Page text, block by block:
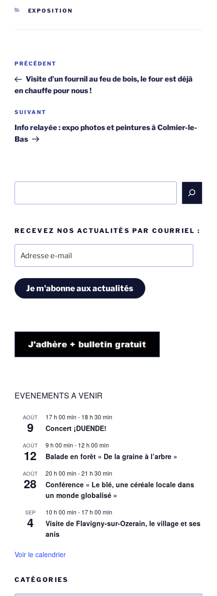
CATÉGORIES
EXPOSITION
Navigation
l’article
Article
précédent
PRÉCÉDENT
Visite d’un fournil au feu de bois, le four est déjà
en chauffe pour nous !
Article
suivant
SUIVANT
Info relayée : expo photos et peintures à Colmier-le-
Bas
RECEVEZ NOS ACTUALITÉS PAR COURRIEL :
e-
Je m'abonne aux actualités
EVENEMENTS A VENIR
AOÛT
9
17 h 00 min - 18 h 30 min
Concert ¡DUENDE!
AOÛT
12
9 h 00 min - 12 h 00 min
Balade en forêt « De la graine à l’arbre »
AOÛT
28
20 h 00 min -21 h 30 min
Conférence « Le blé, une céréale locale dans
un monde globalisé »
SEP
4
10 h 00 min - 17 h 00 min
Visite de Flavigny-sur-Ozerain, le village et ses
anis
Voir le calendrier
CATÉGORIES